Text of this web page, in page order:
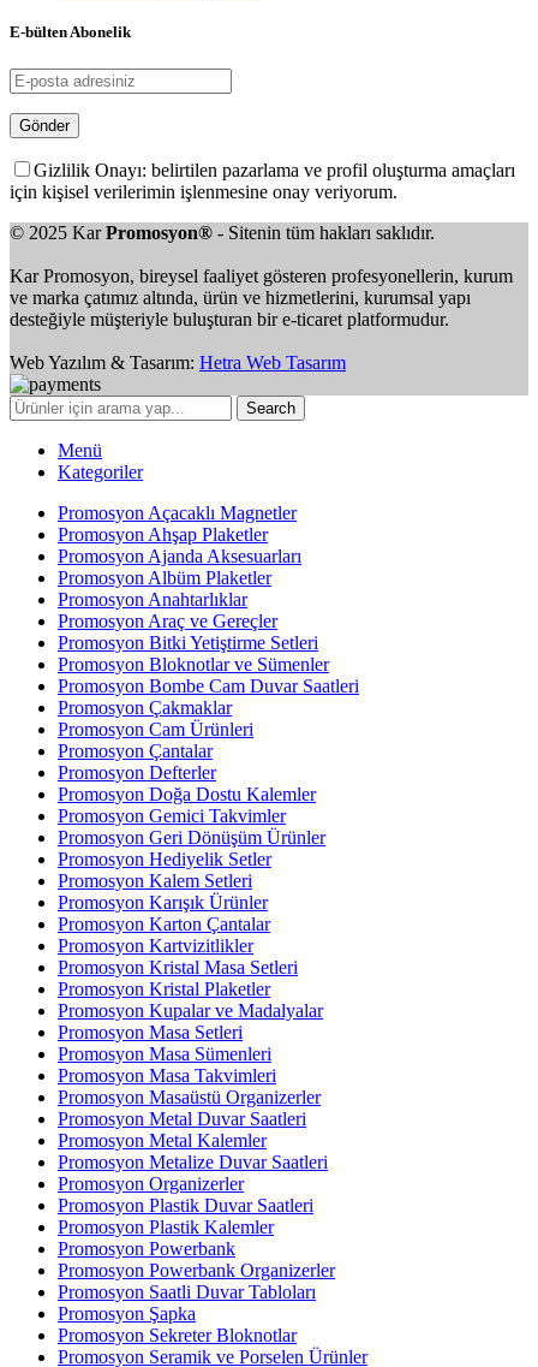
E-bülten Abonelik
Gizlilik Onayı: belirtilen pazarlama ve profil oluşturma amaçları
için kişisel verilerimin işlenmesine onay veriyorum.
© 2025 KarPromosyon® - Sitenin tüm hakları saklıdır.
Kar Promosyon, bireysel faaliyet gösteren profesyonellerin, kurum
ve marka çatımız altında, ürün ve hizmetlerini, kurumsal yapı
desteğiyle müşteriyle buluşturan bir e-ticaret platformudur.
Web Yazılım & Tasarım: Hetra Web Tasarım
Search
Menü
Kategoriler
Promosyon Açacaklı Magnetler
Promosyon Ahşap Plaketler
Promosyon Ajanda Aksesuarları
Promosyon Albüm Plaketler
Promosyon Anahtarlıklar
Promosyon Araç ve Gereçler
Promosyon Bitki Yetiştirme Setleri
Promosyon Bloknotlar ve Sümenler
Promosyon Bombe Cam Duvar Saatleri
Promosyon Çakmaklar
Promosyon Cam Ürünleri
Promosyon Çantalar
Promosyon Defterler
Promosyon Doğa Dostu Kalemler
Promosyon Gemici Takvimler
Promosyon Geri Dönüşüm Ürünler
Promosyon Hediyelik Setler
Promosyon Kalem Setleri
Promosyon Karışık Ürünler
Promosyon Karton Çantalar
Promosyon Kartvizitlikler
Promosyon Kristal Masa Setleri
Promosyon Kristal Plaketler
Promosyon Kupalar ve Madalyalar
Promosyon Masa Setleri
Promosyon Masa Sümenleri
Promosyon Masa Takvimleri
Promosyon Masaüstü Organizerler
Promosyon Metal Duvar Saatleri
Promosyon Metal Kalemler
Promosyon Metalize Duvar Saatleri
Promosyon Organizerler
Promosyon Plastik Duvar Saatleri
Promosyon Plastik Kalemler
Promosyon Powerbank
Promosyon Powerbank Organizerler
Promosyon Saatli Duvar Tabloları
Promosyon Şapka
Promosyon Sekreter Bloknotlar
Promosyon Seramik ve Porselen Ürünler